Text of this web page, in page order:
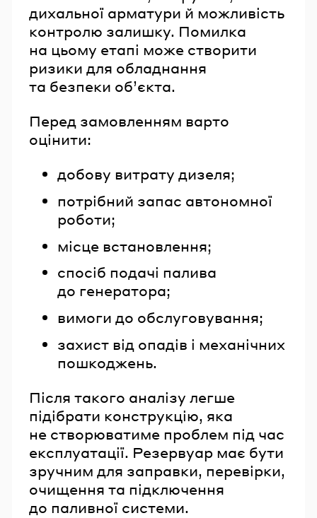
дихальної арматури й можливість
контролю залишку. Помилка
на цьому етапі може створити
ризики для обладнання
та безпеки об’єкта.
Перед замовленням варто
оцінити:
добову витрату дизеля;
потрібний запас автономної
роботи;
місце встановлення;
спосіб подачі палива
до генератора;
вимоги до обслуговування;
захист від опадів і механічних
пошкоджень.
Після такого аналізу легше
підібрати конструкцію, яка
не створюватиме проблем під час
експлуатації. Резервуар має бути
зручним для заправки, перевірки,
очищення та підключення
до паливної системи.